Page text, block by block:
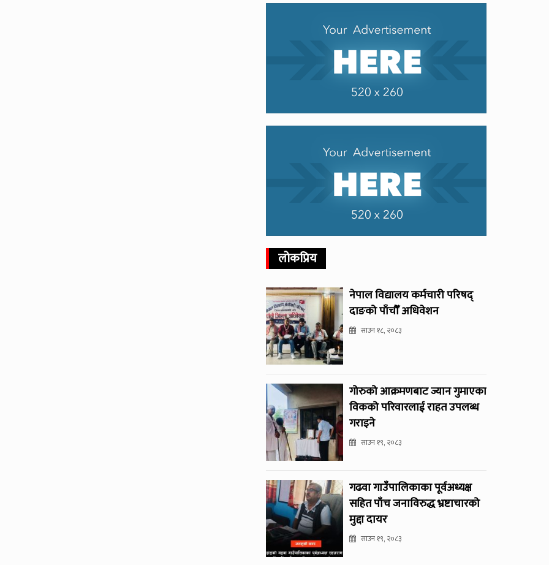
लोकप्रिय
नेपाल विद्यालय कर्मचारी परिषद्
दाङको पाँचौँ अधिवेशन
साउन १८, २०८३
गोरुको आक्रमणबाट ज्यान गुमाएका
विकको परिवारलाई राहत उपलब्ध
गराइने
साउन १९, २०८३
गढवा गाउँपालिकाका पूर्वअध्यक्ष
सहित पाँच जनाविरुद्ध भ्रष्टाचारको
मुद्दा दायर
साउन १९, २०८३